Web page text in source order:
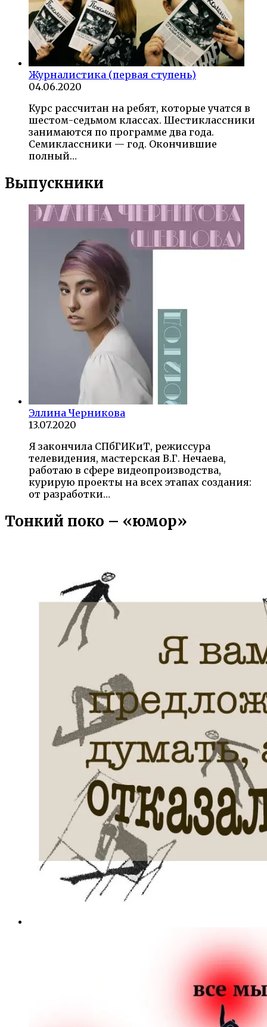
Журналистика (первая ступень)
04.06.2020
Курс рассчитан на ребят, которые учатся в
шестом-седьмом классах. Шестиклассники
занимаются по программе два года.
Семиклассники — год. Окончившие
полный…
Выпускники
Эллина Черникова
13.07.2020
Я закончила СПбГИКиТ, режиссура
телевидения, мастерская В.Г. Нечаева,
работаю в сфере видеопроизводства,
курирую проекты на всех этапах создания:
от разработки…
Тонкий поко – «юмор»